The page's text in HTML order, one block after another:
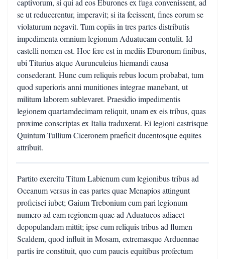
captivorum, si qui ad eos Eburones ex fuga convenissent, ad
se ut reducerentur, imperavit; si ita fecissent, fines eorum se
violaturum negavit. Tum copiis in tres partes distributis
impedimenta omnium legionum Aduatucam contulit. Id
castelli nomen est. Hoc fere est in mediis Eburonum finibus,
ubi Titurius atque Aurunculeius hiemandi causa
consederant. Hunc cum reliquis rebus locum probabat, tum
quod superioris anni munitiones integrae manebant, ut
militum laborem sublevaret. Praesidio impedimentis
legionem quartamdecimam reliquit, unam ex eis tribus, quas
proxime conscriptas ex Italia traduxerat. Ei legioni castrisque
Quintum Tullium Ciceronem praeficit ducentosque equites
attribuit.
Partito exercitu Titum Labienum cum legionibus tribus ad
Oceanum versus in eas partes quae Menapios attingunt
proficisci iubet; Gaium Trebonium cum pari legionum
numero ad eam regionem quae ad Aduatucos adiacet
depopulandam mittit; ipse cum reliquis tribus ad flumen
Scaldem, quod influit in Mosam, extremasque Arduennae
partis ire constituit, quo cum paucis equitibus profectum